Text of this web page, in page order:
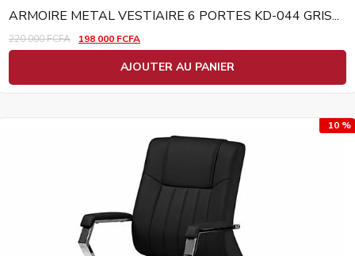
ARMOIRE METAL VESTIAIRE 6 PORTES KD-044 GRIS...
220 000FCFA 198 000 FCFA
AJOUTER AU PANIER
10 %